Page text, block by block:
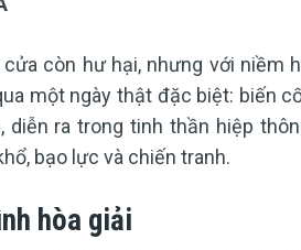
cửa còn hư hại, nhưng với
một ngày thật đặc biệt: biến
diễn ra trong tinh thần hiệp
bạo lực và chiến tranh.
hòa giải